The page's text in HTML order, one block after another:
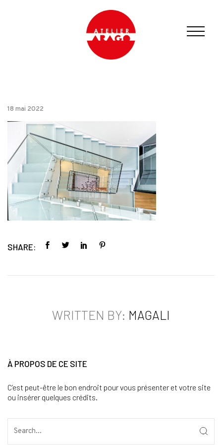
18 mai 2022
SHARE:
WRITTEN BY: MAGALI
À PROPOS DE CE SITE
C’est peut-être le bon endroit pour vous présenter et votre site
ou insérer quelques crédits.